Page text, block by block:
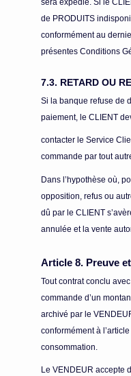
sera expédié. Si le
de PRODUITS
conformément au
présentes Conditions
7.3. RETARD OU
Si la banque refuse de
paiement, le CLIENT
contacter le Service
commande par tout
Dans l’hypothèse où,
opposition, refus ou
dû par le CLIENT
annulée et la vente
Article 8. Preuve
Tout contrat conclu
commande d’un
archivé par le
conformément à
consommation.
Le VENDEUR accepte